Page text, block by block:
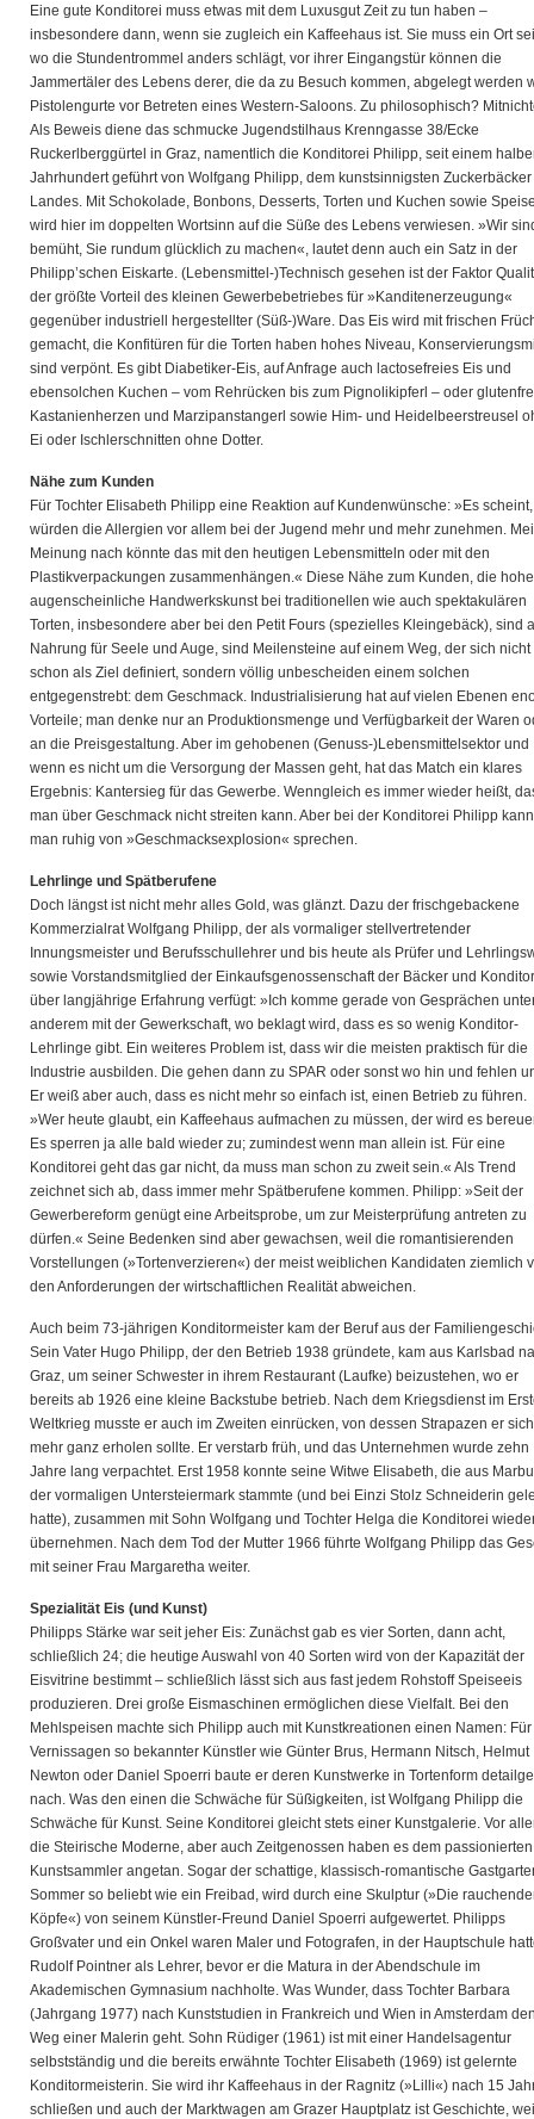
Eine gute Konditorei muss etwas mit dem Luxusgut Zeit zu tun haben –
insbesondere dann, wenn sie zugleich ein Kaffeehaus ist. Sie muss ein Ort
wo die Stundentrommel anders schlägt, vor ihrer Eingangstür können die
Jammertäler des Lebens derer, die da zu Besuch kommen, abgelegt werden
Pistolengurte vor Betreten eines Western-Saloons. Zu philosophisch?
Als Beweis diene das schmucke Jugendstilhaus Krenngasse 38/Ecke
Ruckerlberggürtel in Graz, namentlich die Konditorei Philipp, seit einem
Jahrhundert geführt von Wolfgang Philipp, dem kunstsinnigsten
Landes. Mit Schokolade, Bonbons, Desserts, Torten und Kuchen sowie
wird hier im doppelten Wortsinn auf die Süße des Lebens verwiesen. »Wir
bemüht, Sie rundum glücklich zu machen«, lautet denn auch ein Satz in der
Philipp’schen Eiskarte. (Lebensmittel-)Technisch gesehen ist der Faktor
der größte Vorteil des kleinen Gewerbebetriebes für »Kanditenerzeugung«
gegenüber industriell hergestellter (Süß-)Ware. Das Eis wird mit frischen
gemacht, die Konfitüren für die Torten haben hohes Niveau,
sind verpönt. Es gibt Diabetiker-Eis, auf Anfrage auch lactosefreies Eis und
ebensolchen Kuchen – vom Rehrücken bis zum Pignolikipferl – oder
Kastanienherzen und Marzipanstangerl sowie Him- und Heidelbeerstreusel
Ei oder Ischlerschnitten ohne Dotter.
Nähe zum Kunden
Für Tochter Elisabeth Philipp eine Reaktion auf Kundenwünsche: »Es
würden die Allergien vor allem bei der Jugend mehr und mehr zunehmen.
Meinung nach könnte das mit den heutigen Lebensmitteln oder mit den
Plastikverpackungen zusammenhängen.« Diese Nähe zum Kunden, die
augenscheinliche Handwerkskunst bei traditionellen wie auch spektakulären
Torten, insbesondere aber bei den Petit Fours (spezielles Kleingebäck), sind
Nahrung für Seele und Auge, sind Meilensteine auf einem Weg, der sich nicht
schon als Ziel definiert, sondern völlig unbescheiden einem solchen
entgegenstrebt: dem Geschmack. Industrialisierung hat auf vielen Ebenen
Vorteile; man denke nur an Produktionsmenge und Verfügbarkeit der Waren
an die Preisgestaltung. Aber im gehobenen (Genuss-)Lebensmittelsektor und
wenn es nicht um die Versorgung der Massen geht, hat das Match ein klares
Ergebnis: Kantersieg für das Gewerbe. Wenngleich es immer wieder heißt,
man über Geschmack nicht streiten kann. Aber bei der Konditorei Philipp kann
man ruhig von »Geschmacksexplosion« sprechen.
Lehrlinge und Spätberufene
Doch längst ist nicht mehr alles Gold, was glänzt. Dazu der frischgebackene
Kommerzialrat Wolfgang Philipp, der als vormaliger stellvertretender
Innungsmeister und Berufsschullehrer und bis heute als Prüfer und
sowie Vorstandsmitglied der Einkaufsgenossenschaft der Bäcker und
über langjährige Erfahrung verfügt: »Ich komme gerade von Gesprächen
anderem mit der Gewerkschaft, wo beklagt wird, dass es so wenig Konditor-
Lehrlinge gibt. Ein weiteres Problem ist, dass wir die meisten praktisch für die
Industrie ausbilden. Die gehen dann zu SPAR oder sonst wo hin und fehlen
Er weiß aber auch, dass es nicht mehr so einfach ist, einen Betrieb zu führen.
»Wer heute glaubt, ein Kaffeehaus aufmachen zu müssen, der wird es
Es sperren ja alle bald wieder zu; zumindest wenn man allein ist. Für eine
Konditorei geht das gar nicht, da muss man schon zu zweit sein.« Als Trend
zeichnet sich ab, dass immer mehr Spätberufene kommen. Philipp: »Seit der
Gewerbereform genügt eine Arbeitsprobe, um zur Meisterprüfung antreten zu
dürfen.« Seine Bedenken sind aber gewachsen, weil die romantisierenden
Vorstellungen (»Tortenverzieren«) der meist weiblichen Kandidaten ziemlich
den Anforderungen der wirtschaftlichen Realität abweichen.
Auch beim 73-jährigen Konditormeister kam der Beruf aus der
Sein Vater Hugo Philipp, der den Betrieb 1938 gründete, kam aus Karlsbad
Graz, um seiner Schwester in ihrem Restaurant (Laufke) beizustehen, wo er
bereits ab 1926 eine kleine Backstube betrieb. Nach dem Kriegsdienst im
Weltkrieg musste er auch im Zweiten einrücken, von dessen Strapazen er
mehr ganz erholen sollte. Er verstarb früh, und das Unternehmen wurde zehn
Jahre lang verpachtet. Erst 1958 konnte seine Witwe Elisabeth, die aus
der vormaligen Untersteiermark stammte (und bei Einzi Stolz Schneiderin
hatte), zusammen mit Sohn Wolfgang und Tochter Helga die Konditorei
übernehmen. Nach dem Tod der Mutter 1966 führte Wolfgang Philipp das
mit seiner Frau Margaretha weiter.
Spezialität Eis (und Kunst)
Philipps Stärke war seit jeher Eis: Zunächst gab es vier Sorten, dann acht,
schließlich 24; die heutige Auswahl von 40 Sorten wird von der Kapazität der
Eisvitrine bestimmt – schließlich lässt sich aus fast jedem Rohstoff Speiseeis
produzieren. Drei große Eismaschinen ermöglichen diese Vielfalt. Bei den
Mehlspeisen machte sich Philipp auch mit Kunstkreationen einen Namen:
Vernissagen so bekannter Künstler wie Günter Brus, Hermann Nitsch, Helmut
Newton oder Daniel Spoerri baute er deren Kunstwerke in Tortenform
nach. Was den einen die Schwäche für Süßigkeiten, ist Wolfgang Philipp die
Schwäche für Kunst. Seine Konditorei gleicht stets einer Kunstgalerie. Vor
die Steirische Moderne, aber auch Zeitgenossen haben es dem passionierten
Kunstsammler angetan. Sogar der schattige, klassisch-romantische
Sommer so beliebt wie ein Freibad, wird durch eine Skulptur (»Die
Köpfe«) von seinem Künstler-Freund Daniel Spoerri aufgewertet. Philipps
Großvater und ein Onkel waren Maler und Fotografen, in der Hauptschule
Rudolf Pointner als Lehrer, bevor er die Matura in der Abendschule im
Akademischen Gymnasium nachholte. Was Wunder, dass Tochter Barbara
(Jahrgang 1977) nach Kunststudien in Frankreich und Wien in Amsterdam
Weg einer Malerin geht. Sohn Rüdiger (1961) ist mit einer Handelsagentur
selbstständig und die bereits erwähnte Tochter Elisabeth (1969) ist gelernte
Konditormeisterin. Sie wird ihr Kaffeehaus in der Ragnitz (»Lilli«) nach 15
schließen und auch der Marktwagen am Grazer Hauptplatz ist Geschichte,